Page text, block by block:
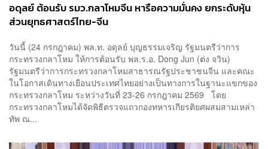
อดุลย์ ต้อนรับ รมว.กลาโหมจีน หารือความมั่นคง ยกระดับหุ้น
ส่วนยุทธศาสตร์ไทย-จีน
วันนี้ (24 กรกฎาคม) พล.ท. อดุลย์ บุญธรรมเจริญ รัฐมนตรีว่าการ
กระทรวงกลาโหม ให้การต้อนรับ พล.ร.อ. Dong Jun (ต่ง จวิน)
รัฐมนตรีว่าการกระทรวงกลาโหมสาธารณรัฐประชาชนจีน และคณะ
ในโอกาสเดินทางเยือนประเทศไทยอย่างเป็นทางการในฐานะแขกของ
กระทรวงกลาโหม ระหว่างวันที่ 23-26 กรกฎาคม 2569 โดย
กระทรวงกลาโหมได้จัดพิธีตรวจแถวกองทหารเกียรติยศผสมสามเหล่า
ทัพ ณ...